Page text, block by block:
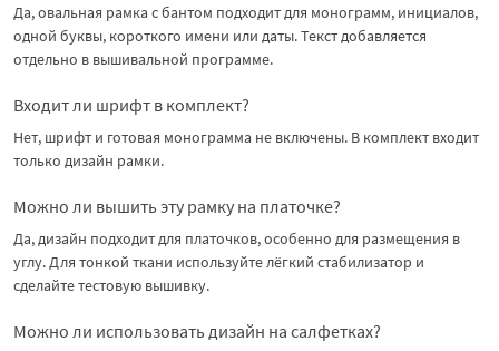
Да, овальная рамка с бантом подходит для монограмм, инициалов,
одной буквы, короткого имени или даты. Текст добавляется
отдельно в вышивальной программе.
Входит ли шрифт в комплект?
Нет, шрифт и готовая монограмма не включены. В комплект входит
только дизайн рамки.
Можно ли вышить эту рамку на платочке?
Да, дизайн подходит для платочков, особенно для размещения в
углу. Для тонкой ткани используйте лёгкий стабилизатор и
сделайте тестовую вышивку.
Можно ли использовать дизайн на салфетках?